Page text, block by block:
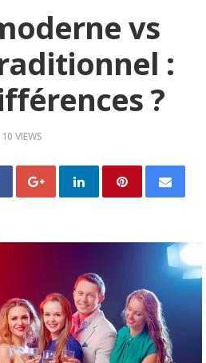
vs
:
?
10 VIEWS